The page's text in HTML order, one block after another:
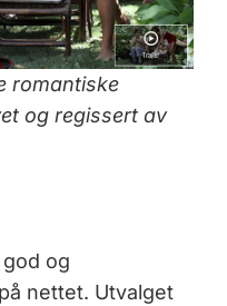
romantiske
og regissert av
og
nettet. Utvalget